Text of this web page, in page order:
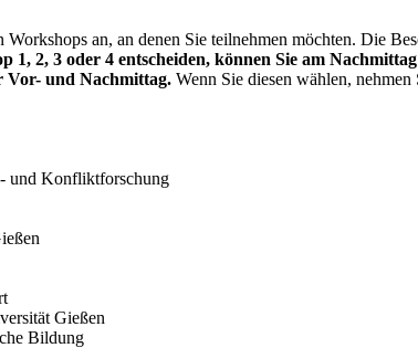
an, an denen Sie teilnehmen möchten. Die
2, 3 oder 4 entscheiden, können Sie am
Vor- und Nachmittag. Wenn Sie diesen wählen,
und Konfliktforschung
Gießen
Bildung